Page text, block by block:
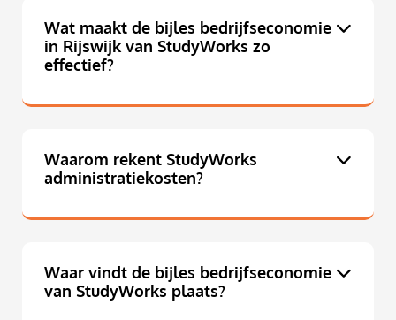
Wat maakt de bijles bedrijfseconomie
in Rijswijk van StudyWorks zo
effectief?
Waarom rekent StudyWorks
administratiekosten?
Waar vindt de bijles bedrijfseconomie
van StudyWorks plaats?